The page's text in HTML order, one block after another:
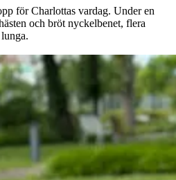
för Charlottas vardag. Under en
och bröt nyckelbenet, flera